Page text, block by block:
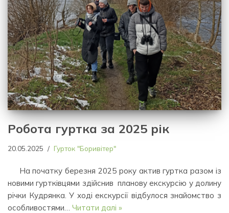
Робота гуртка за 2025 рік
20.05.2025 Гурток "Боривітер"
На початку березня 2025 року актив гуртка разом із
новими гуртківцями здійснив планову екскурсію у долину
річки Кудрянка. У ході екскурсії відбулося знайомство з
особливостями… Читати далі »